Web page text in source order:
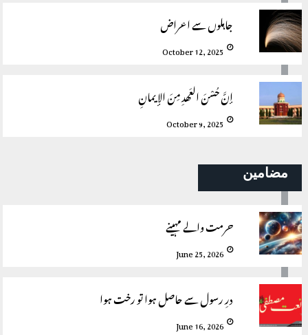
جاہلوں سے اعراض
October 12, 2025
إنَّ حُسْنَ العَھدِ مِنَ الإیمانِ
October 9, 2025
مضامین
حرمت والے مہینے
June 25, 2026
درِ رسول سے حاصل ہوا تو رخت ہوا
June 16, 2026